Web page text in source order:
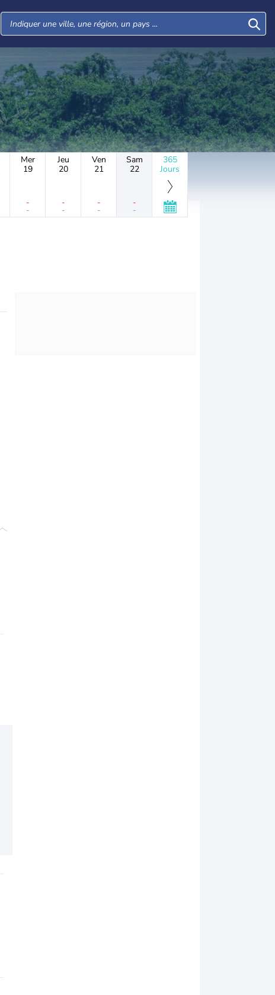
Mer
19
-
-
Jeu
20
-
-
Ven
21
-
-
Sam
22
-
-
365
Jours